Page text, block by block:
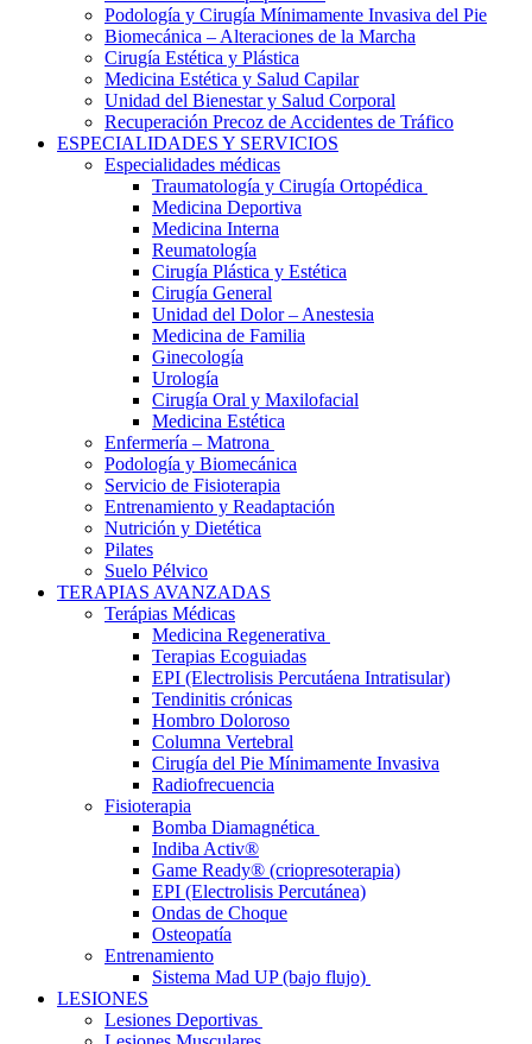
Podología y Cirugía Mínimamente Invasiva del Pie
Biomecánica – Alteraciones de la Marcha
Cirugía Estética y Plástica
Medicina Estética y Salud Capilar
Unidad del Bienestar y Salud Corporal
Recuperación Precoz de Accidentes de Tráfico
ESPECIALIDADES Y SERVICIOS
Especialidades médicas
Traumatología y Cirugía Ortopédica
Medicina Deportiva
Medicina Interna
Reumatología
Cirugía Plástica y Estética
Cirugía General
Unidad del Dolor – Anestesia
Medicina de Familia
Ginecología
Urología
Cirugía Oral y Maxilofacial
Medicina Estética
Enfermería – Matrona
Podología y Biomecánica
Servicio de Fisioterapia
Entrenamiento y Readaptación
Nutrición y Dietética
Pilates
Suelo Pélvico
TERAPIAS AVANZADAS
Terápias Médicas
Medicina Regenerativa
Terapias Ecoguiadas
EPI (Electrolisis Percutáena Intratisular)
Tendinitis crónicas
Hombro Doloroso
Columna Vertebral
Cirugía del Pie Mínimamente Invasiva
Radiofrecuencia
Fisioterapia
Bomba Diamagnética
Indiba Activ®
Game Ready® (criopresoterapia)
EPI (Electrolisis Percutánea)
Ondas de Choque
Osteopatía
Entrenamiento
Sistema Mad UP (bajo flujo)
LESIONES
Lesiones Deportivas